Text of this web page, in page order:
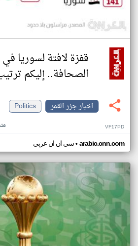
قفزة لافتة لسوريا
الصحافة.. إليكم
اخبار جزر القمر
Politics
منذ VF17PD
سي ان ان عربي• arabic.cnn.com